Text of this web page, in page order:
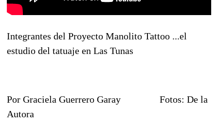
Integrantes del Proyecto Manolito Tattoo ...el
estudio del tatuaje en Las Tunas
Por Graciela Guerrero Garay Fotos: De la
Autora